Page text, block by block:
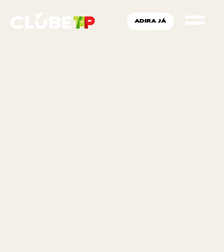
ADIRA JÁ